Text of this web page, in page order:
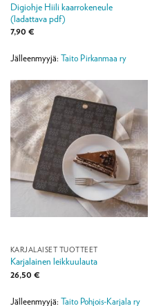
Digiohje Hiili kaarrokeneule
(ladattava pdf)
7,90 €
Jälleenmyyjä: Taito Pirkanmaa ry
KARJALAISET TUOTTEET
Karjalainen leikkuulauta
26,50 €
Jälleenmyyjä: Taito Pohjois-Karjala ry